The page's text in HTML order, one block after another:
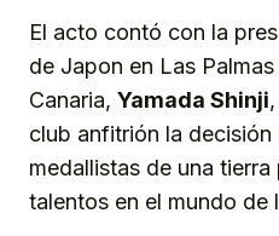
El acto contó con la
de Japon en Las Palmas
Canaria, Yamada Shinji
club anfitrión la
medallistas de una
talentos en el mundo de